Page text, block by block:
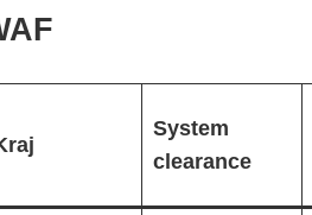
System
clearance